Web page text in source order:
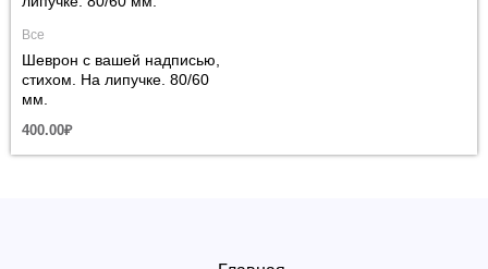
Все
Шеврон с вашей надписью,
стихом. На липучке. 80/60
мм.
400.00₽